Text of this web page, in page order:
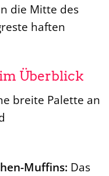
die Mitte des
haften
im Überblick
breite Palette an
Muffins: Das